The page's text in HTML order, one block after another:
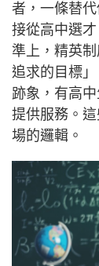
者，一條替
接從高中選
準上，精英
追求的目標
跡象，有高
提供服務。
場的邏輯。